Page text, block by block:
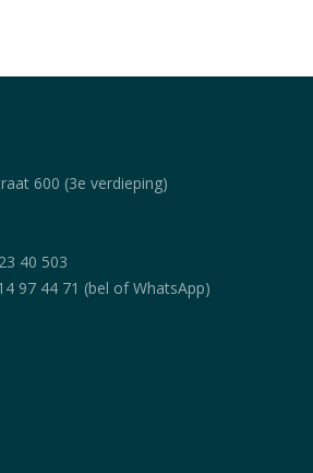
600 (3e verdieping)
40 503
97 44 71 (bel of WhatsApp)